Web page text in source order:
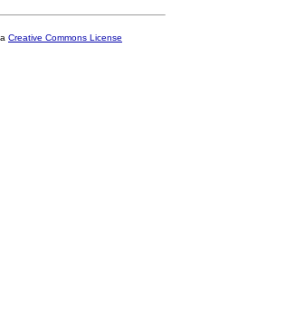
Creative Commons License